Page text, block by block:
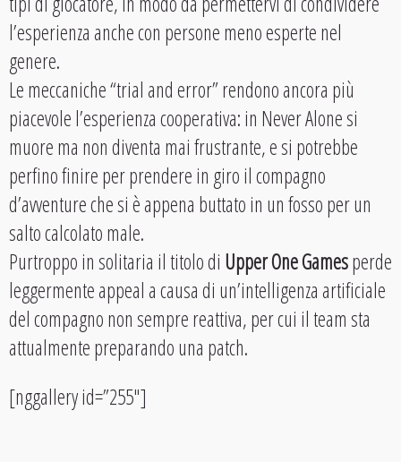
l’esperienza anche con persone meno esperte nel
genere.
Le meccaniche “trial and error” rendono ancora più
piacevole l’esperienza cooperativa: in Never Alone si
muore ma non diventa mai frustrante, e si potrebbe
perfino finire per prendere in giro il compagno
d’avventure che si è appena buttato in un fosso per un
salto calcolato male.
Purtroppo in solitaria il titolo di Upper One Gamesperde
leggermente appeal a causa di un’intelligenza artificiale
del compagno non sempre reattiva, per cui il team sta
attualmente preparando una patch.
[nggallery id=”255″]